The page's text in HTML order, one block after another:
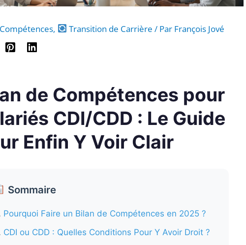
, Transition de Carrière / Par François Jové
de Compétences pour
CDI/CDD : Le Guide
Enfin Y Voir Clair
Sommaire
Pourquoi Faire un Bilan de Compétences en 2025 ?
CDI ou CDD : Quelles Conditions Pour Y Avoir Droit ?